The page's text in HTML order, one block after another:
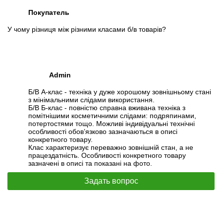
Покупатель
У чому різниця між різними класами б/в товарів?
Admin
Б/В А-клас - техніка у дуже хорошому зовнішньому стані
з мінімальними слідами використання.
Б/В Б-клас - повністю справна вживана техніка з
помітнішими косметичними слідами: подряпинами,
потертостями тощо. Можливі індивідуальні технічні
особливості обов’язково зазначаються в описі
конкретного товару.
Клас характеризує переважно зовнішній стан, а не
працездатність. Особливості конкретного товару
зазначені в описі та показані на фото.
Задать вопрос